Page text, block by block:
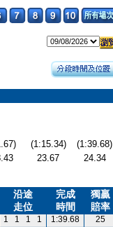
(1:15.34)
(1:39.68)
23.67
24.34
沿途
走位
完成
時間
獨贏
賠率
1 1 1 1 1:39.68
25